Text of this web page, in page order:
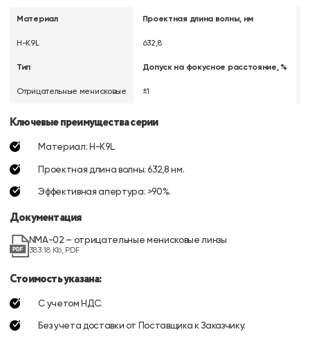
Материал
H-K9L
Тип
Отрицательные менисковые
Проектная длина волны, нм
632,8
Допуск на фокусное расстояние, %
±1
Ключевые преимущества серии
Материал: H-K9L.
Проектная длина волны: 632,8 нм.
Эффективная апертура: >90%.
Документация
NMA-02 – отрицательные менисковые линзы
383.18 Kb, PDF
Стоимость указана:
С учетом НДС.
Без учета доставки от Поставщика к Заказчику.